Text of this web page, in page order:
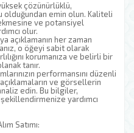
çözünürlüklü,
olduğundan emin olun. Kaliteli
ve potansiyel
olur.
açıklamanın her zaman
o öğeyi sabit olarak
korumanıza ve belirli bir
tanır.
performansını düzenli
ve görsellerin
edin. Bu bilgiler,
yardımcı
Satımı: